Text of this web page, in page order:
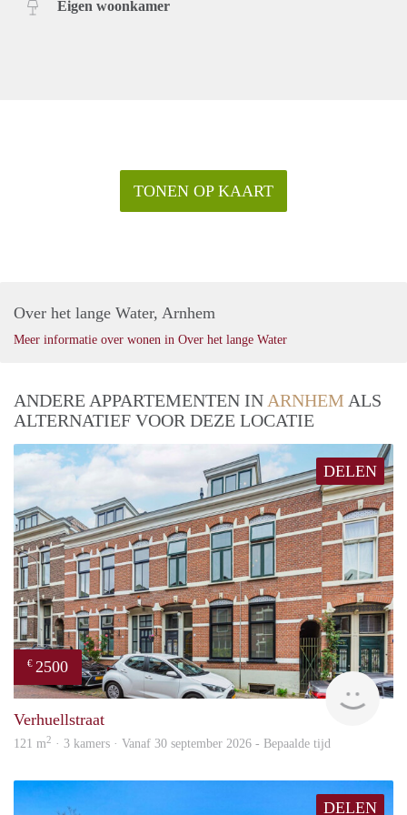
Eigen woonkamer
TONEN OP KAART
Over het lange Water, Arnhem
Meer informatie over wonen in Over het lange Water
ANDERE APPARTEMENTEN IN ARNHEM ALS
ALTERNATIEF VOOR DEZE LOCATIE
DELEN
€ 2500
Blinq
Verhuellstraat
121 m2 · 3 kamers · Vanaf 30 september 2026 - Bepaalde tijd
DELEN